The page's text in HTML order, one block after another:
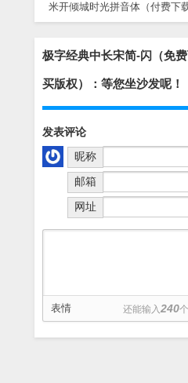
米开倾城时光拼音体（付费下
极字经典中长宋简-闪（免
买版权）：等您坐沙发呢！
发表评论
昵称
邮箱
网址
表情 还能输入240